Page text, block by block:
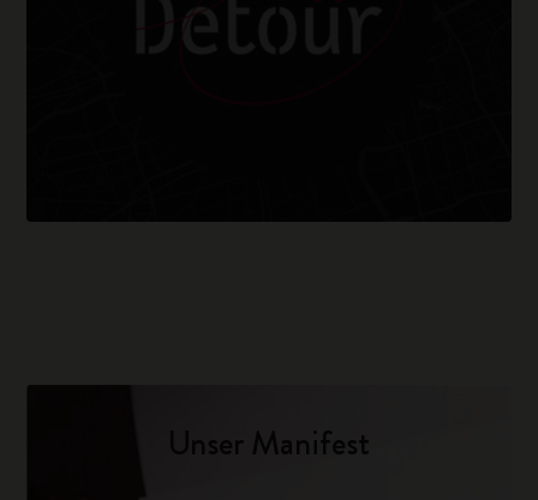
Unser Manifest